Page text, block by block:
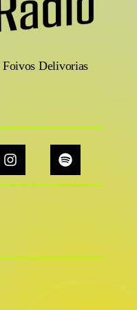
Foivos Delivorias